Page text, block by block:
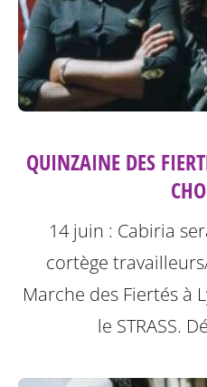
QUINZAINE DES
14 juin : Cabiria
cortège
Marche des Fiertés à
le STRASS.